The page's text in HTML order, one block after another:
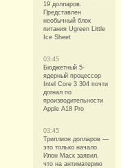
19 долларов.
Представлен
необычный блок
питания Ugreen Little
Ice Sheet
03:45
Бюджетный 5-
ядерный процессор
Intel Core 3 304 почти
догнал по
производительности
Apple A18 Pro
03:45
Триллион долларов —
это только начало.
Илон Маск заявил,
что на антиматерию